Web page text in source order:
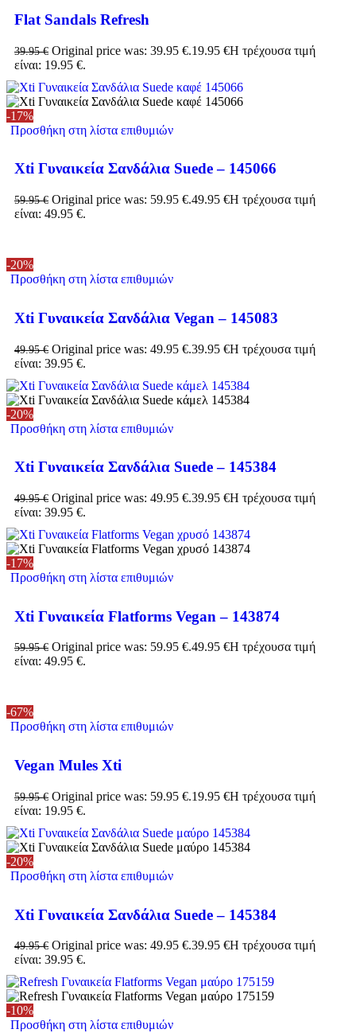
Flat Sandals Refresh
39.95€ Original price was: 39.95 €.19.95 €Η τρέχουσα τιμή
είναι: 19.95 €.
-17%
Προσθήκη στη λίστα επιθυμιών
Xti Γυναικεία Σανδάλια Suede – 145066
59.95€ Original price was: 59.95 €.49.95 €Η τρέχουσα τιμή
είναι: 49.95 €.
-20%
Προσθήκη στη λίστα επιθυμιών
Xti Γυναικεία Σανδάλια Vegan – 145083
49.95€ Original price was: 49.95 €.39.95 €Η τρέχουσα τιμή
είναι: 39.95 €.
-20%
Προσθήκη στη λίστα επιθυμιών
Xti Γυναικεία Σανδάλια Suede – 145384
49.95€ Original price was: 49.95 €.39.95 €Η τρέχουσα τιμή
είναι: 39.95 €.
-17%
Προσθήκη στη λίστα επιθυμιών
Xti Γυναικεία Flatforms Vegan – 143874
59.95€ Original price was: 59.95 €.49.95 €Η τρέχουσα τιμή
είναι: 49.95 €.
-67%
Προσθήκη στη λίστα επιθυμιών
Vegan Mules Xti
59.95€ Original price was: 59.95 €.19.95 €Η τρέχουσα τιμή
είναι: 19.95 €.
-20%
Προσθήκη στη λίστα επιθυμιών
Xti Γυναικεία Σανδάλια Suede – 145384
49.95€ Original price was: 49.95 €.39.95 €Η τρέχουσα τιμή
είναι: 39.95 €.
-10%
Προσθήκη στη λίστα επιθυμιών